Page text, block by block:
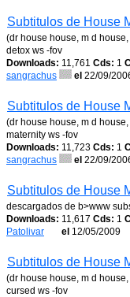
Subtitulos de House
(dr house house, m d
detox ws -fov
Downloads: 11,761 Cds: 1
sangrachus
el 22/09/
Subtitulos de House
(dr house house, m d
maternity ws -fov
Downloads: 11,723 Cds: 1
sangrachus
el 22/09/
Subtitulos de House
descargados de b>www
Downloads: 11,617 Cds: 1
Patolivar
el 12/05/2009
Subtitulos de House
(dr house house, m d
cursed ws -fov